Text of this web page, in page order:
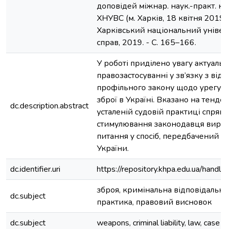
доповідей міжнар. наук.-практ.
ХНУВС (м. Харків, 18 квітня 2019
Харківський національний
справ, 2019. - С. 165–166.
dc.description.abstract
У роботі приділено увагу
правозастосуванні у зв’язку з
профільного закону щодо
зброї в Україні. Вказано на
усталеній судовій практиці
стимулювання законодавця
питання у спосіб, передбачений
України.
dc.identifier.uri
https://repository.khpa.edu.ua/
dc.subject
зброя, кримінальна
практика, правовий висновок
dc.subject
weapons, criminal liability, law, case